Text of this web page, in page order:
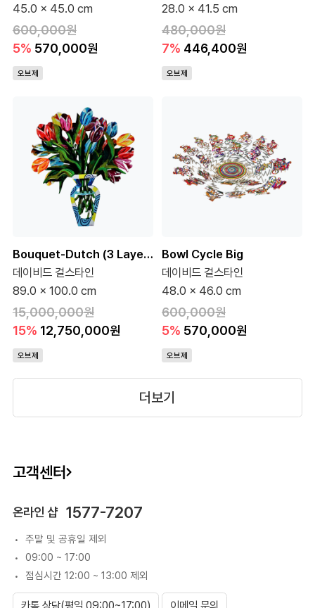
45.0 x 45.0 cm
600,000원
5% 570,000원
오브제
28.0 x 41.5 cm
480,000원
7% 446,400원
오브제
Bouquet-Dutch (3 Layer) (95 Editions)
데이비드 걸스타인
89.0 x 100.0 cm
15,000,000원
15% 12,750,000원
오브제
Bowl Cycle Big
데이비드 걸스타인
48.0 x 46.0 cm
600,000원
5% 570,000원
오브제
더보기
고객센터
온라인 샵 1577-7207
주말 및 공휴일 제외
09:00 ~ 17:00
점심시간 12:00 ~ 13:00 제외